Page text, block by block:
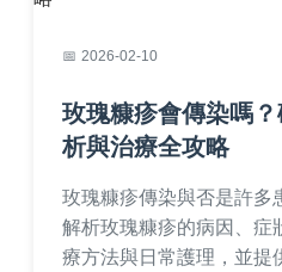
2026-02-10
玫瑰糠疹會傳染嗎
析與治療全攻略
玫瑰糠疹傳染與否是許多
解析玫瑰糠疹的病因、症
療方法與日常護理，並提